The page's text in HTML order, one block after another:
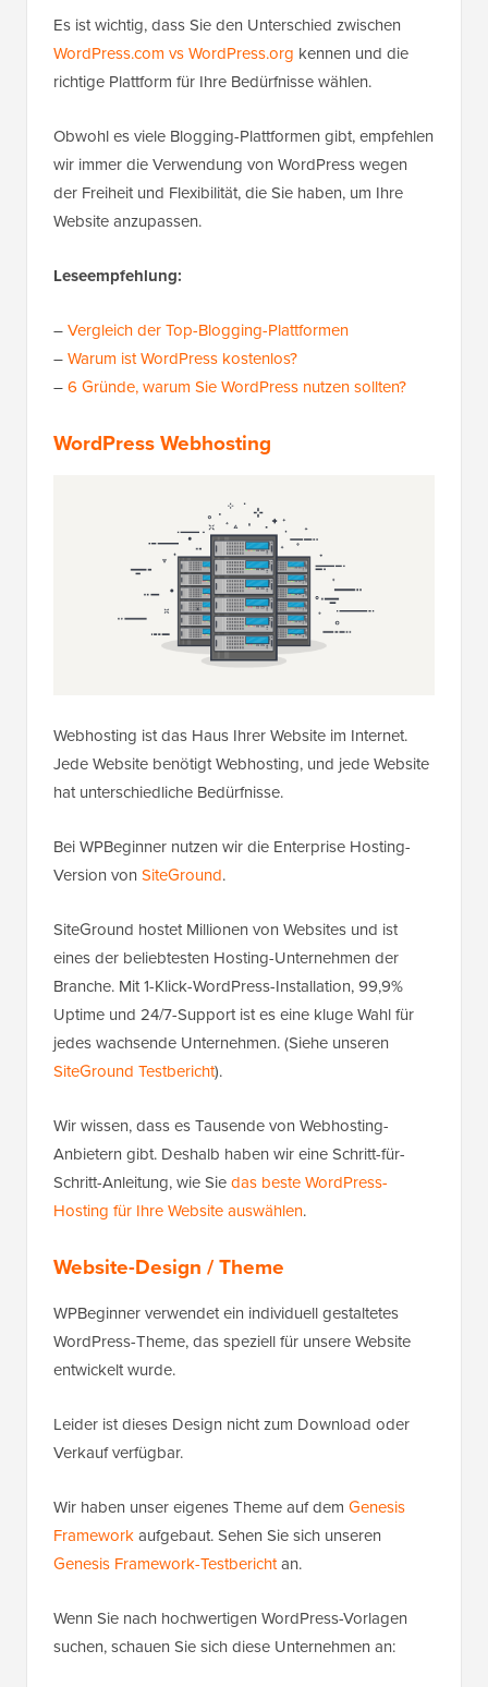
Es ist wichtig, dass Sie den Unterschied zwischen
WordPress.com vs WordPress.org kennen und die
richtige Plattform für Ihre Bedürfnisse wählen.
Obwohl es viele Blogging-Plattformen gibt, empfehlen
wir immer die Verwendung von WordPress wegen
der Freiheit und Flexibilität, die Sie haben, um Ihre
Website anzupassen.
Leseempfehlung:
–Vergleich der Top-Blogging-Plattformen
–Warum ist WordPress kostenlos?
–6 Gründe, warum Sie WordPress nutzen sollten?
WordPress Webhosting
Webhosting ist das Haus Ihrer Website im Internet.
Jede Website benötigt Webhosting, und jede Website
hat unterschiedliche Bedürfnisse.
Bei WPBeginner nutzen wir die Enterprise Hosting-
Version von SiteGround.
SiteGround hostet Millionen von Websites und ist
eines der beliebtesten Hosting-Unternehmen der
Branche. Mit 1-Klick-WordPress-Installation, 99,9%
Uptime und 24/7-Support ist es eine kluge Wahl für
jedes wachsende Unternehmen. (Siehe unseren
SiteGround Testbericht).
Wir wissen, dass es Tausende von Webhosting-
Anbietern gibt. Deshalb haben wir eine Schritt-für-
Schritt-Anleitung, wie Siedas beste WordPress-
Hosting für Ihre Website auswählen.
Website-Design / Theme
WPBeginner verwendet ein individuell gestaltetes
WordPress-Theme, das speziell für unsere Website
entwickelt wurde.
Leider ist dieses Design nicht zum Download oder
Verkauf verfügbar.
Wir haben unser eigenes Theme auf dem Genesis
Frameworkaufgebaut. Sehen Sie sich unseren
Genesis Framework-Testberichtan.
Wenn Sie nach hochwertigen WordPress-Vorlagen
suchen, schauen Sie sich diese Unternehmen an: